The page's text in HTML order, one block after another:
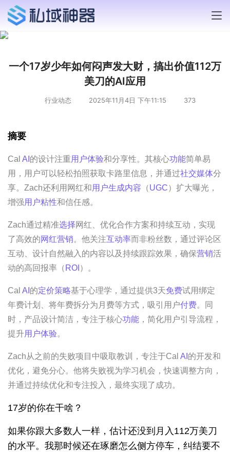
一个17岁少年如何闷声发大财，搞出价值112万
美刀的AI应用
行业动态 2025年11月4日 下午11:15 373
摘要
Cal AI 的设计注重用户体验和分享性。其核心功能简单易
用，用户可以轻松拍照获取卡路里信息，并通过社交媒体分
享。Zach还利用网红和用户生成内容 （UGC）扩大曝光，
增强用户粘性和信任感。
Zach通过精准选择网红、优化合作方案和持续互动，实现
了高效的网红营销。他关注互动率而非粉丝数，通过评论区
互动、设计自然融入的内容以及持续跟踪效果，确保营销活
动的高回报率（ ROI ）。
Cal AI 的定价策略基于心理学，通过提供3天免费试用绑定
年费计划、将年费拆分为月费等方式，吸引用户付费。同
时，产品设计简洁，专注于核心功能 ，简化用户引导流程，
提升用户体验。
Zach从之前的失败项目中吸取教训，专注于Cal AI 的开发和
优化，避免分心。他将失败视为学习机会，快速调整方向，
并通过持续优化和专注投入，最终实现了成功。
17岁的你在干啥？
如果你跟大多数人一样，估计还没到月入112万美刀
的水平。我那时候还在琢磨怎么侧方停车，纠结要不